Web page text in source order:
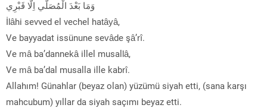
وَمَا بَعْدَ الْمُصَلَّي اِلَّا قَبْرِي
İlâhi sevved el vechel hatâyâ,
Ve bayyadat issünune sevâde şâ’rî.
Ve mâ ba’dannekâ illel musallâ,
Ve mâ ba’dal musalla ille kabrî.
Allahım! Günahlar (beyaz olan) yüzümü siyah etti, (sana karşı
mahcubum) yıllar da siyah saçımı beyaz etti.